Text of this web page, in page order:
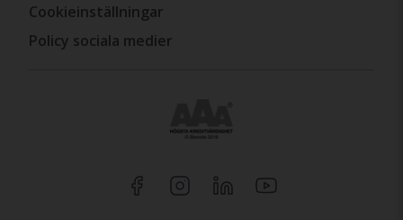
Cookieinställningar
Policy sociala medier